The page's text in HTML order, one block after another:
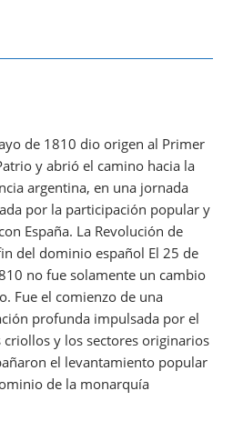
de 1810 dio origen al Primer
y abrió el camino hacia la
argentina, en una jornada
por la participación popular y
España. La Revolución de
del dominio español El 25 de
no fue solamente un cambio
Fue el comienzo de una
profunda impulsada por el
criollos y los sectores originarios
el levantamiento popular
de la monarquía